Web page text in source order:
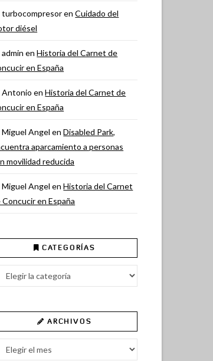
turbocompresorenCuidado del
diésel
admin enHistoria del Carnet de
en España
Antonio enHistoria del Carnet de
en España
Miguel Angel enDisabled Park,
aparcamiento a personas
movilidad reducida
Miguel Angel enHistoria del Carnet
Concucir en España
CATEGORÍAS
ARCHIVOS